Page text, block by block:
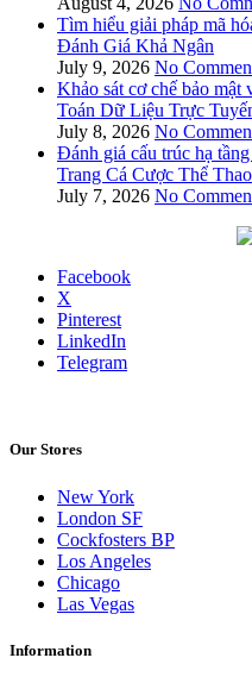
Tìm hiểu giải pháp mã
Đánh Giá Khả Ngân
July 9, 2026 No
Khảo sát cơ chế bảo mật
Toán Dữ Liệu Trực
July 8, 2026 No
Đánh giá cấu trúc hạ
Trang Cá Cược Thể Thao
July 7, 2026 No
Facebook
X
Pinterest
LinkedIn
Telegram
Our Stores
New York
London SF
Cockfosters BP
Los Angeles
Chicago
Las Vegas
Information